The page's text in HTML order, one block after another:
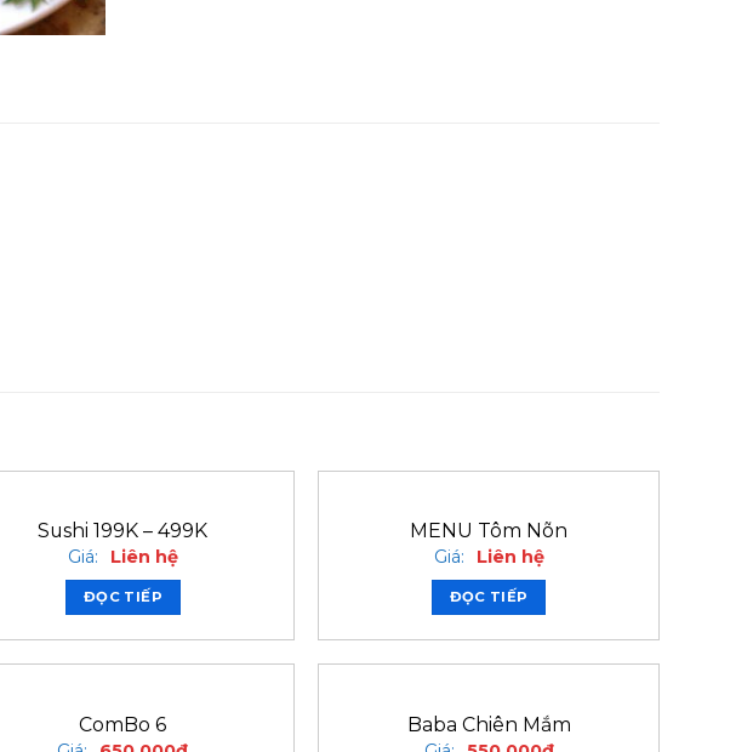
Sushi 199K – 499K
Giá: Liên hệ
ĐỌC TIẾP
MENU Tôm Nõn
Giá: Liên hệ
ĐỌC TIẾP
ComBo 6 Baba Chiên Mắm